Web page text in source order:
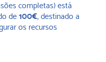
completas) está
de 100€, destinado a
os recursos